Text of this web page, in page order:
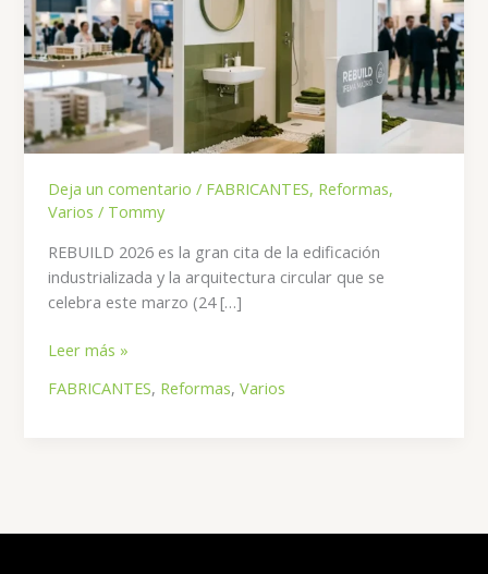
Deja un comentario / FABRICANTES, Reformas,
Varios / Tommy
REBUILD 2026 es la gran cita de la edificación
industrializada y la arquitectura circular que se
celebra este marzo (24 […]
REBUILD
El
Leer más »
FABRICANTES, Reformas,Varios